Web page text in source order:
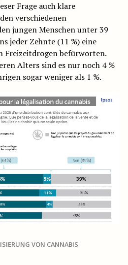
Frage auch klare
verschiedenen
jungen Menschen unter 39
jeder Zehnte (11 %) eine
Freizeitdrogen befürworten.
Alters sind es nur noch 4 %
sogar weniger als 1 %.
VON CANNABIS